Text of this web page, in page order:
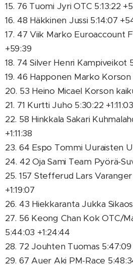
15. 76 Tuomi Jyri OTC 5:13:22
16. 48 Häkkinen Jussi 5:14:07
17. 47 Viik Marko Euroaccount
+59:39
18. 74 Silver Henri Kampiveikot
19. 46 Happonen Marko Korson
20. 53 Heino Micael Korson
21. 71 Kurtti Juho 5:30:22 +1:11:03
22. 58 Hinkkala Sakari
+1:11:38
23. 64 Espo Tommi Uuraisten
24. 42 Oja Sami Team Pyörä-
25. 157 Stefferud Lars
+1:19:07
26. 43 Hiekkaranta Jukka
27. 56 Keong Chan Kok OTC/
5:44:03 +1:24:44
28. 72 Jouhten Tuomas 5:47:09
29. 67 Auer Aki PM-Race